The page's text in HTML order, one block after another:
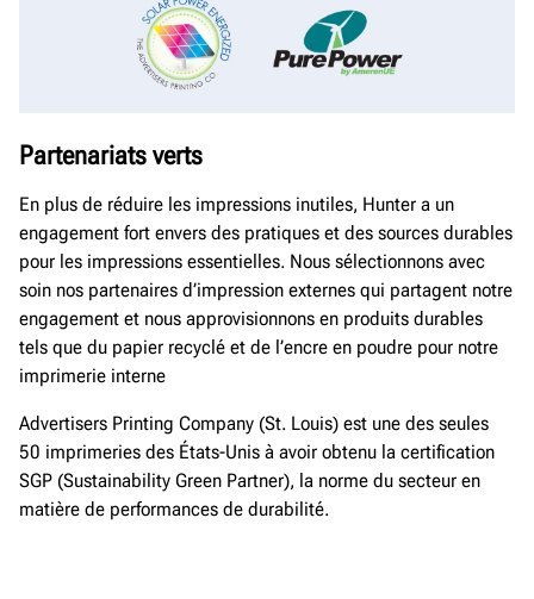
Partenariats verts
En plus de réduire les impressions inutiles, Hunter a un
engagement fort envers des pratiques et des sources durables
pour les impressions essentielles. Nous sélectionnons avec
soin nos partenaires d’impression externes qui partagent notre
engagement et nous approvisionnons en produits durables
tels que du papier recyclé et de l’encre en poudre pour notre
imprimerie interne
Advertisers Printing Company (St. Louis) est une des seules
50 imprimeries des États-Unis à avoir obtenu la certification
SGP (Sustainability Green Partner), la norme du secteur en
matière de performances de durabilité.